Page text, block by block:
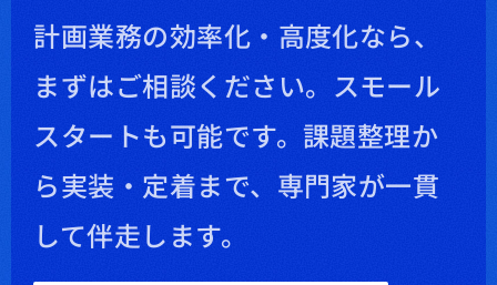
計画業務の効率化・高度化なら、
まずはご相談ください。 スモール
スタートも可能です。課題整理か
ら実装・定着まで、専門家が一貫
して伴走します。